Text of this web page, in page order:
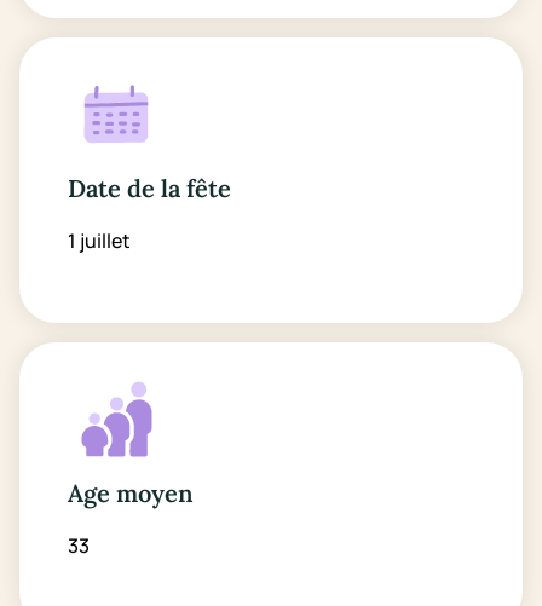
Date de la fête
1 juillet
Age moyen
33